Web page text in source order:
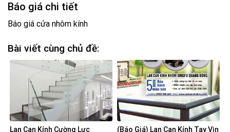
Báo giá chi tiết
Báo giá cửa nhôm kính
Bài viết cùng chủ đề:
Lan Can Kính Cường Lực
(Báo Giá) Lan Can Kính Tay Vịn